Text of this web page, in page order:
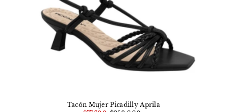
Tacón Mujer Picadilly Aprila